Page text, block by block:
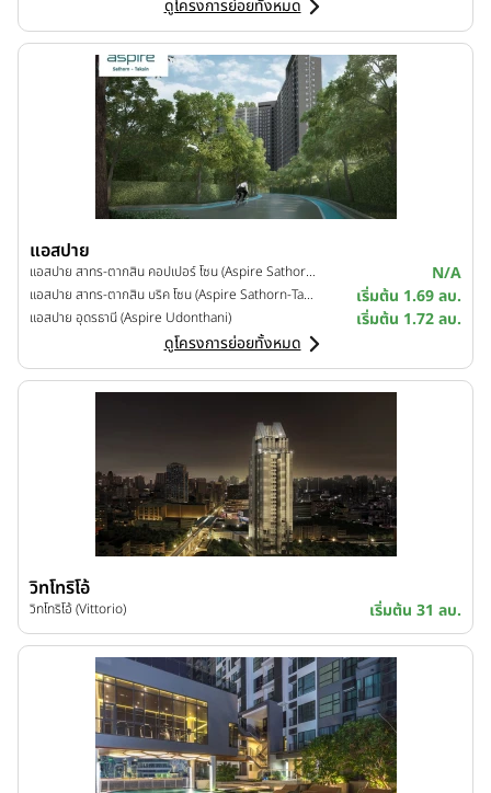
ดูโครงการย่อยทั้งหมด
แอสปาย
แอสปาย สาทร-ตากสิน คอปเปอร์ โซน (Aspire Sathorn-Taksin Copper Zone) N/A
แอสปาย สาทร-ตากสิน บริค โซน (Aspire Sathorn-Taksin Brick Zone) เริ่มต้น 1.69 ลบ.
แอสปาย อุดรธานี (Aspire Udonthani)
เริ่มต้น 1.72 ลบ.
ดูโครงการย่อยทั้งหมด
วิทโทริโอ้
วิทโทริโอ้ (Vittorio) เริ่มต้น 31 ลบ.